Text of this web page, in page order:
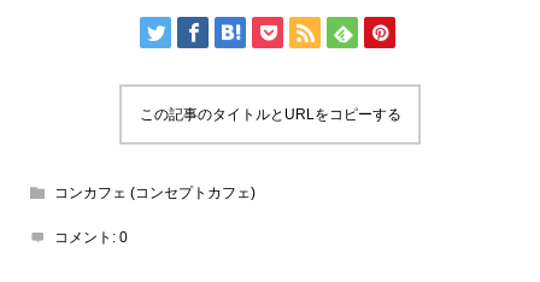
この記事のタイトルとURLをコピーする
コンカフェ (コンセプトカフェ)
コメント: 0